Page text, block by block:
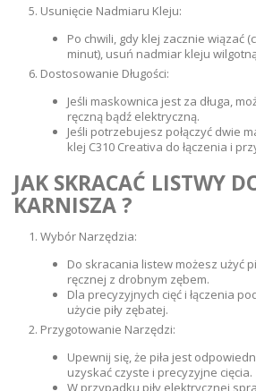
Usunięcie Nadmiaru Kleju:
Po chwili, gdy klej zacznie wiązać
minut), usuń nadmiar kleju
Dostosowanie Długości:
Jeśli maskownica jest za długa,
ręczną bądź elektryczną.
Jeśli potrzebujesz połączyć dwie
klej C310 Creativa do łączenia i
JAK SKRACAĆ LISTWY
KARNISZA?
Wybór Narzędzia:
Do skracania listew możesz użyć
ręcznej z drobnym zębem.
Dla precyzyjnych cięć i łączenia
użycie piły zębatej.
Przygotowanie Narzędzi:
Upewnij się, że piła jest
uzyskać czyste i precyzyjne cięcia.
W przypadku piły elektrycznej